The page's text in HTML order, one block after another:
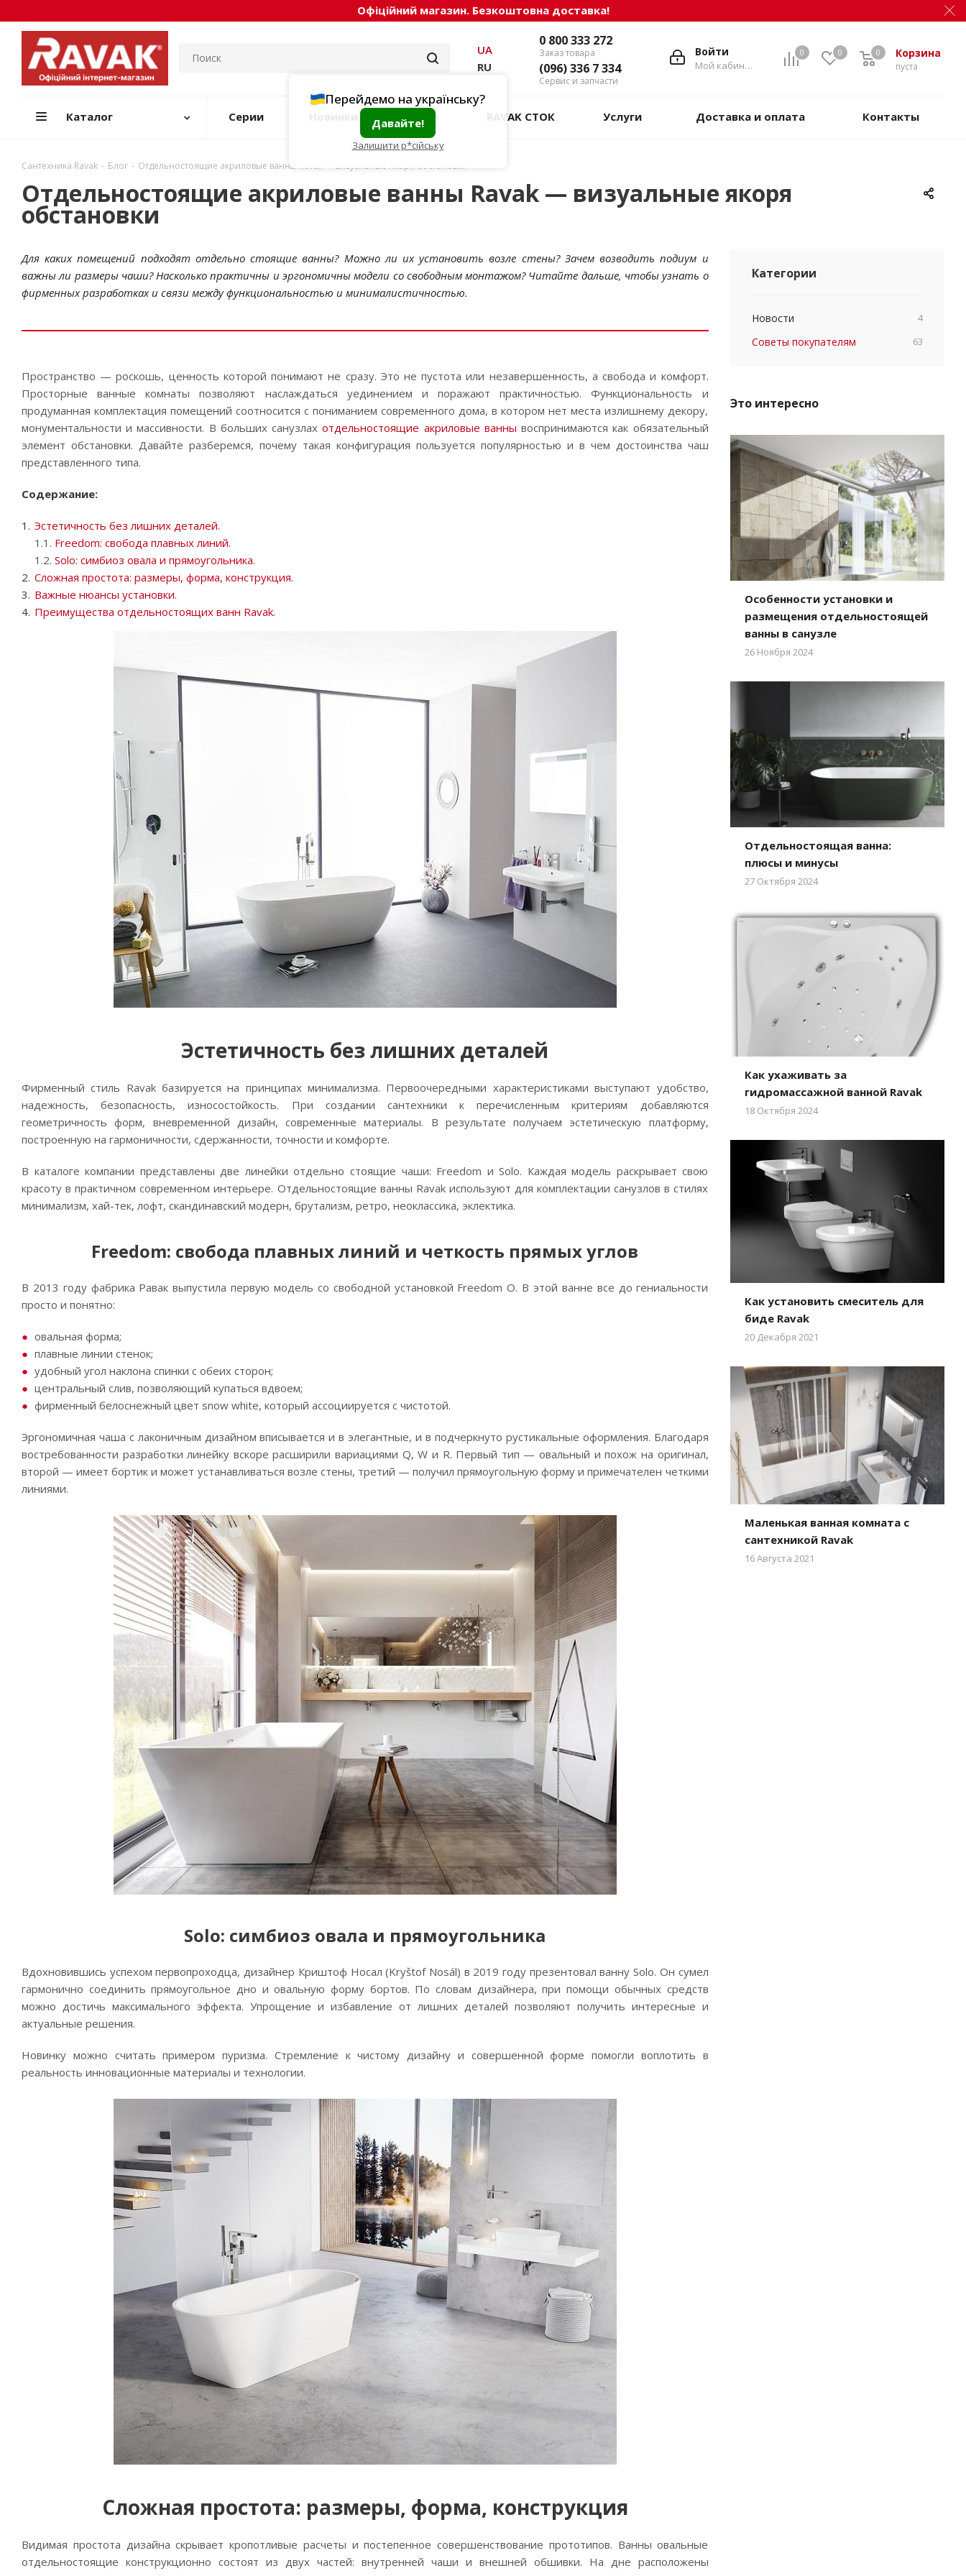
Офіційний магазин. Безкоштовна доставка!
0 0 Корзина
пуста
0
Войти
Мой кабинет
0 800 333 272
Заказ товара
(096) 336 7 334
Сервис и запчасти
UA
RU
Перейдемо на українську?
Давайте!
Залишити р*сійську
Каталог Серии Акции RAVAK СТОК Услуги Доставка и оплата Контакты
Сантехника Ravak - Блог - Отдельностоящие акриловые ванны Ravak — визуальные якоря обстановки
Отдельностоящие акриловые ванны Ravak — визуальные якоря
обстановки
Для каких помещений подходят отдельно стоящие ванны? Можно ли их установить возле стены? Зачем возводить подиум и
важны ли размеры чаши? Насколько практичны и эргономичны модели со свободным монтажом? Читайте дальше, чтобы узнать о
фирменных разработках и связи между функциональностью и минималистичностью.
Пространство — роскошь, ценность которой понимают не сразу. Это не пустота или незавершенность, а свобода и комфорт.
Просторные ванные комнаты позволяют наслаждаться уединением и поражают практичностью. Функциональность и
продуманная комплектация помещений соотносится с пониманием современного дома, в котором нет места излишнему декору,
монументальности и массивности. В больших санузлахотдельностоящие акриловые ванны воспринимаются как обязательный
элемент обстановки. Давайте разберемся, почему такая конфигурация пользуется популярностью и в чем достоинства чаш
представленного типа.
Содержание:
Эстетичность без лишних деталей.
1.1. Freedom: свобода плавных линий.
1.2. Solo: симбиоз овала и прямоугольника.
Сложная простота: размеры, форма, конструкция.
Важные нюансы установки.
Преимущества отдельностоящих ванн Ravak.
Эстетичность без лишних деталей
Фирменный стиль Ravak базируется на принципах минимализма. Первоочередными характеристиками выступают удобство,
надежность, безопасность, износостойкость. При создании сантехники к перечисленным критериям добавляются
геометричность форм, вневременной дизайн, современные материалы. В результате получаем эстетическую платформу,
построенную на гармоничности, сдержанности, точности и комфорте.
В каталоге компании представлены две линейки отдельно стоящие чаши: Freedom и Solo. Каждая модель раскрывает свою
красоту в практичном современном интерьере. Отдельностоящие ванны Ravak используют для комплектации санузлов в стилях
минимализм, хай-тек, лофт, скандинавский модерн, брутализм, ретро, неоклассика, эклектика.
Freedom: свобода плавных линий и четкость прямых углов
В 2013 году фабрика Равак выпустила первую модель со свободной установкой Freedom O. В этой ванне все до гениальности
просто и понятно:
овальная форма;
плавные линии стенок;
удобный угол наклона спинки с обеих сторон;
центральный слив, позволяющий купаться вдвоем;
фирменный белоснежный цвет snow white, который ассоциируется с чистотой.
Эргономичная чаша с лаконичным дизайном вписывается и в элегантные, и в подчеркнуто рустикальные оформления. Благодаря
востребованности разработки линейку вскоре расширили вариациями Q, W и R. Первый тип — овальный и похож на оригинал,
второй — имеет бортик и может устанавливаться возле стены, третий — получил прямоугольную форму и примечателен четкими
линиями.
Solo: симбиоз овала и прямоугольника
Вдохновившись успехом первопроходца, дизайнер Криштоф Носал (Kryštof Nosál) в 2019 году презентовал ванну Solo. Он сумел
гармонично соединить прямоугольное дно и овальную форму бортов. По словам дизайнера, при помощи обычных средств
можно достичь максимального эффекта. Упрощение и избавление от лишних деталей позволяют получить интересные и
актуальные решения.
Новинку можно считать примером пуризма. Стремление к чистому дизайну и совершенной форме помогли воплотить в
реальность инновационные материалы и технологии.
Сложная простота: размеры, форма, конструкция
Видимая простота дизайна скрывает кропотливые расчеты и постепенное совершенствование прототипов. Ванны овальные
отдельностоящие конструкционно состоят из двух частей: внутренней чаши и внешней обшивки. На дне расположены
Категории
Новости 4
Советы покупателям 63
Это интересно
Особенности установки и
размещения отдельностоящей
ванны в санузле
26 Ноября 2024
Отдельностоящая ванна:
плюсы и минусы
27 Октября 2024
Как ухаживать за
гидромассажной ванной Ravak
18 Октября 2024
Как установить смеситель для
биде Ravak
20 Декабря 2021
Маленькая ванная комната с
сантехникой Ravak
16 Августа 2021